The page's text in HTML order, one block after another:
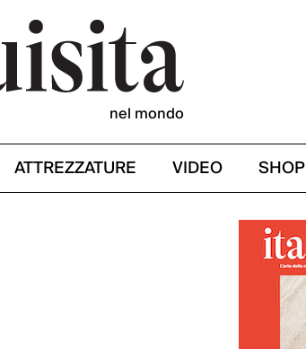
nel mondo
ATTREZZATURE VIDEO SHOP